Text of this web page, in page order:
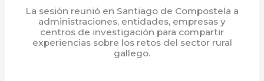
La sesión reunió en Santiago de Compostela a
administraciones, entidades, empresas y
centros de investigación para compartir
experiencias sobre los retos del sector rural
gallego.